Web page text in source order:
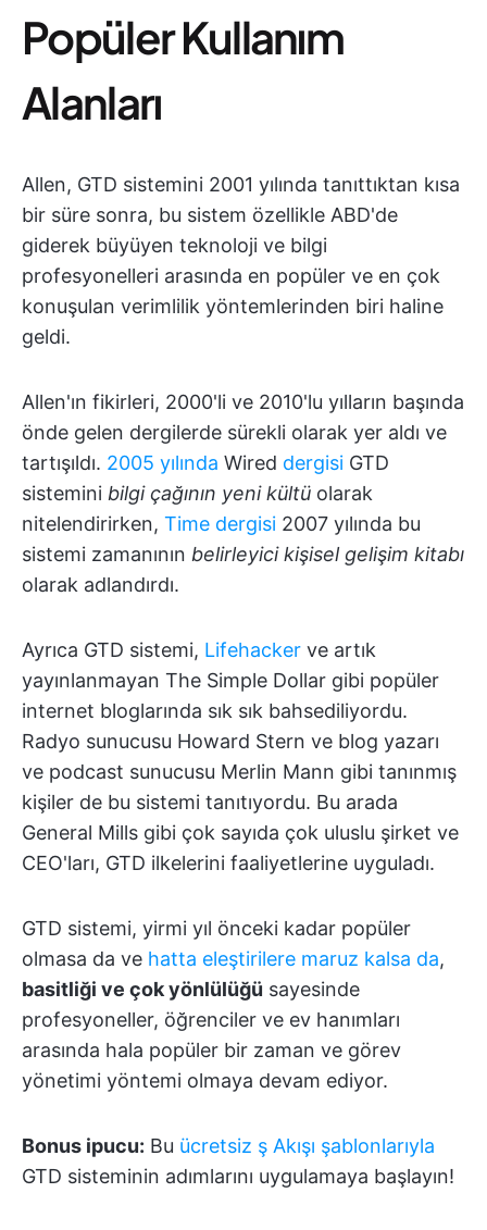
Popüler Kullanım
Alanları
Allen, GTD sistemini 2001 yılında tanıttıktan kısa
bir süre sonra, bu sistem özellikle ABD'de
giderek büyüyen teknoloji ve bilgi
profesyonelleri arasında en popüler ve en çok
konuşulan verimlilik yöntemlerinden biri haline
geldi.
Allen'ın fikirleri, 2000'li ve 2010'lu yılların başında
önde gelen dergilerde sürekli olarak yer aldı ve
tartışıldı. 2005 yılında Wired dergisi GTD
sistemini bilgi çağının yeni kültü olarak
nitelendirirken, Time dergisi 2007 yılında bu
sistemi zamanının belirleyici kişisel gelişim kitabı
olarak adlandırdı.
Ayrıca GTD sistemi, Lifehacker ve artık
yayınlanmayan The Simple Dollar gibi popüler
internet bloglarında sık sık bahsediliyordu.
Radyo sunucusu Howard Stern ve blog yazarı
ve podcast sunucusu Merlin Mann gibi tanınmış
kişiler de bu sistemi tanıtıyordu. Bu arada
General Mills gibi çok sayıda çok uluslu şirket ve
CEO'ları, GTD ilkelerini faaliyetlerine uyguladı.
GTD sistemi, yirmi yıl önceki kadar popüler
olmasa da ve hatta eleştirilere maruz kalsa da,
basitliği ve çok yönlülüğü sayesinde
profesyoneller, öğrenciler ve ev hanımları
arasında hala popüler bir zaman ve görev
yönetimi yöntemi olmaya devam ediyor.
Bonus ipucu: Bu ücretsiz ş Akışı şablonlarıyla
GTD sisteminin adımlarını uygulamaya başlayın!